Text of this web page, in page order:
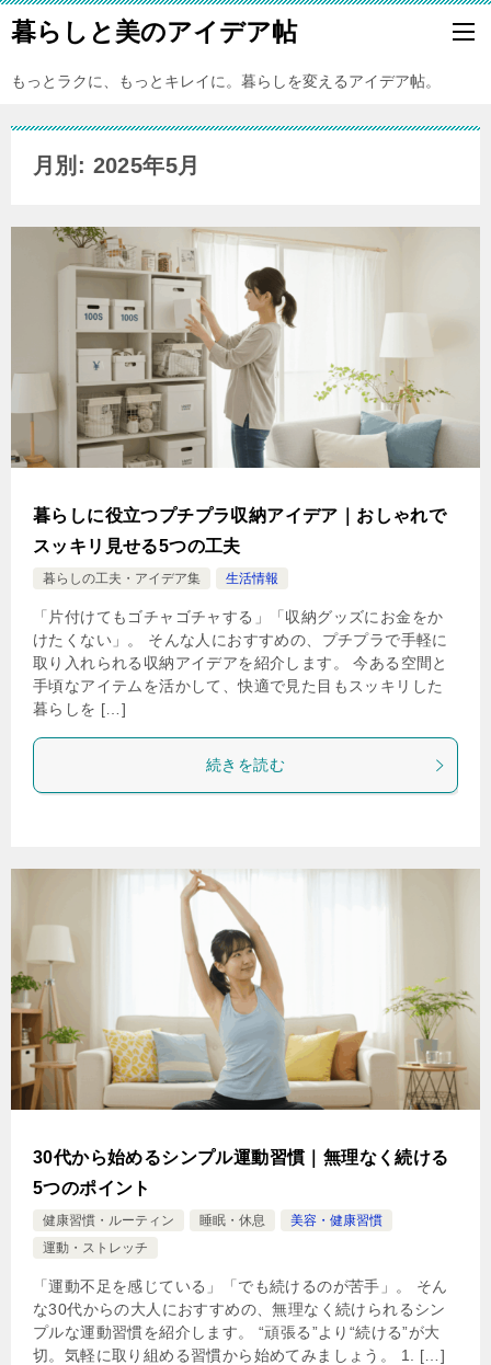
暮らしと美のアイデア帖
もっとラクに、もっとキレイに。暮らしを変えるアイデア帖。
月別: 2025年5月
暮らしに役立つプチプラ収納アイデア｜おしゃれで
スッキリ見せる5つの工夫
暮らしの工夫・アイデア集 生活情報
「片付けてもゴチャゴチャする」「収納グッズにお金をか
けたくない」。 そんな人におすすめの、プチプラで手軽に
取り入れられる収納アイデアを紹介します。 今ある空間と
手頃なアイテムを活かして、快適で見た目もスッキリした
暮らしを […]
続きを読む
30代から始めるシンプル運動習慣｜無理なく続ける
5つのポイント
健康習慣・ルーティン 睡眠・休息
美容・健康習慣
運動・ストレッチ
「運動不足を感じている」「でも続けるのが苦手」。 そん
な30代からの大人におすすめの、無理なく続けられるシン
プルな運動習慣を紹介します。 “頑張る”より“続ける”が大
切。気軽に取り組める習慣から始めてみましょう。 1. […]